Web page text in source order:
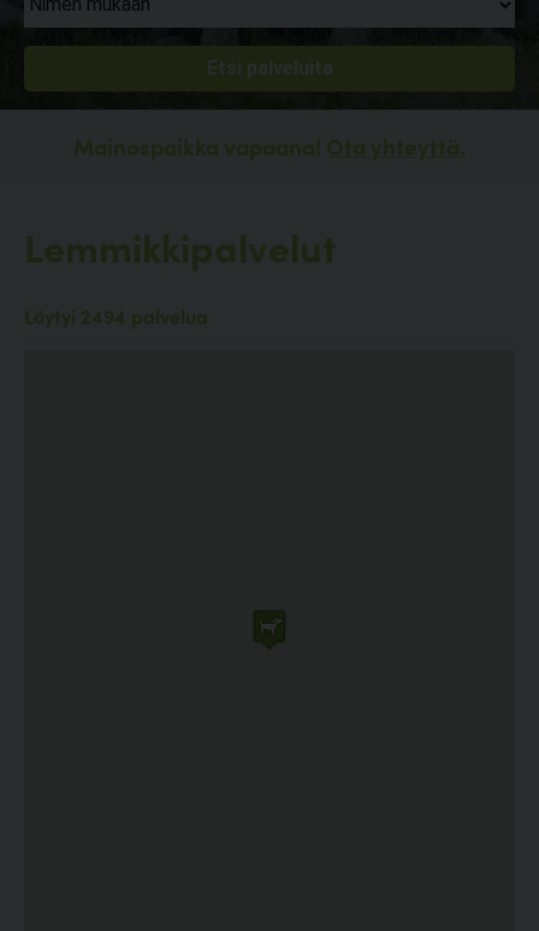
Mainospaikka vapaana! Ota yhteyttä.
Lemmikkipalvelut
Löytyi 2494 palvelua